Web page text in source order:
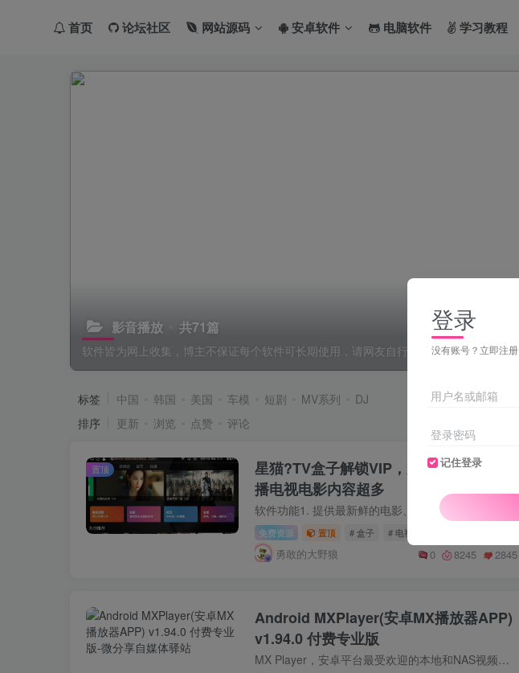
首页 论坛社区 网站源码 安卓软件 电脑软件 学习教程
影音播放 共71篇
软件皆为网上收集，博主不保证每个软件可长期使用，请网友自行斟酌。
标签 中国 韩国 美国 车模 短剧 MV系列
DJ
排序
更新 浏览 点赞 评论
置顶
星猫?TV盒子解锁VIP，无广告片源、直
播电视电影内容超多
免费资源 置顶 # 盒子 # 电视
勇敢的大野狼 0 8245 2845
Android MXPlayer(安卓MX播放器APP)
v1.94.0 付费专业版
MX Player，安卓平台最受欢迎的本地和NAS视频播放器，还可以播放在线M3U8，影音发烧友必备高清播放器，它以超强大的解码性能以及兼容性闻名，对字幕的支持堪称一绝，能够兼容特效字幕，支持在线...
登录
没有账号？立即注册
用户名或邮箱
登录密码
记住登录